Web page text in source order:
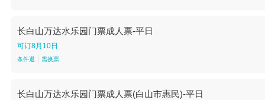
长白山万达水乐园门票成人票-平日
可订8月10日
条件退 需换票
长白山万达水乐园门票成人票(白山市惠民)-平日